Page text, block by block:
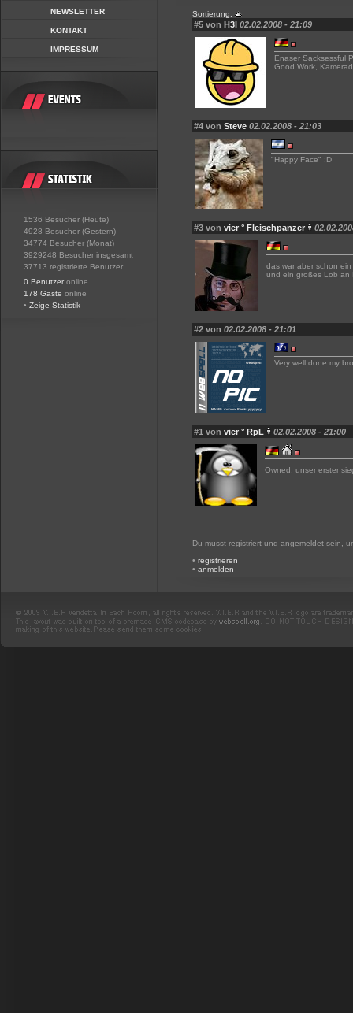
NEWSLETTER
KONTAKT
IMPRESSUM
1536 Besucher (Heute)
4928 Besucher (Gestern)
34774 Besucher (Monat)
3929248 Besucher insgesamt
37713 registrierte Benutzer
0 Benutzer online
178 Gäste online
• Zeige Statistik
Sortierung:
#5 von H3l 02.02.2008 - 21:09
Enaser Sacksessful
Good Work,
#4 von Steve 02.02.2008 - 21:03
"Happy Face" :D
#3 von vier ° Fleischpanzer
das war aber schon
und ein großes Lob an
#2 von 02.02.2008 - 21:01
Very well done my
#1 von vier ° RpL 02.02.2008 - 21:00
Owned, unser erster
Du musst registriert und angemeldet sein,
• registrieren
• anmelden